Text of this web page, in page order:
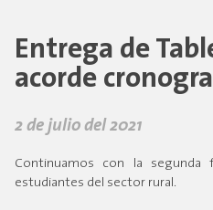
Entrega de
acorde
2 de julio del 2021
Continuamos con la
estudiantes del sector rural.